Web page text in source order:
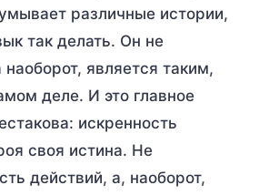
различные истории,
так делать. Он не
наоборот, является таким,
деле. И это главное
искренность
своя истина. Не
действий, а, наоборот,